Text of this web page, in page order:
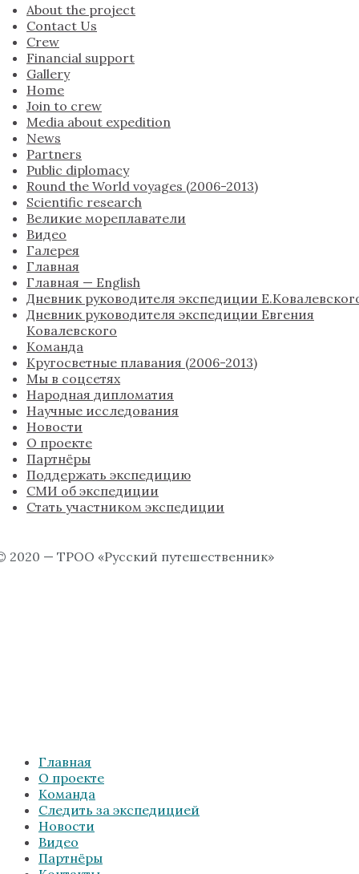
About the project
Contact Us
Crew
Financial support
Gallery
Home
Join to crew
Media about expedition
News
Partners
Public diplomacy
Round the World voyages (2006-2013)
Scientific research
Великие мореплаватели
Видео
Галерея
Главная
Главная — English
Дневник руководителя экспедиции
Дневник руководителя экспедиции Евгения
Ковалевского
Команда
Кругосветные плавания (2006-2013)
Мы в соцсетях
Народная дипломатия
Научные исследования
Новости
О проекте
Партнёры
Поддержать экспедицию
СМИ об экспедиции
Стать участником экспедиции
2020 — ТРОО «Русский путешественник»
Главная
О проекте
Команда
Следить за экспедицией
Новости
Видео
Партнёры